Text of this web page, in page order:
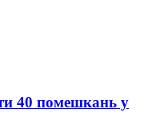
40 помешкань у